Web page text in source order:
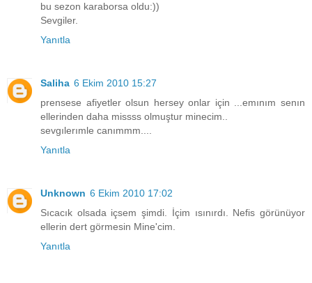
bu sezon karaborsa oldu:))
Sevgiler.
Yanıtla
Saliha 6 Ekim 2010 15:27
prensese afiyetler olsun hersey onlar için ...emınım senın
ellerinden daha missss olmuştur minecim..
sevgılerımle canımmm....
Yanıtla
Unknown 6 Ekim 2010 17:02
Sıcacık olsada içsem şimdi. İçim ısınırdı. Nefis görünüyor
ellerin dert görmesin Mine'cim.
Yanıtla